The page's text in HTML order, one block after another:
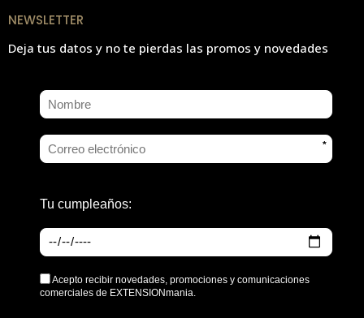
NEWSLETTER
Deja tus datos y no te pierdas las promos y novedades
*
Tu cumpleaños:
Acepto recibir novedades, promociones y comunicaciones
comerciales de EXTENSIONmania.